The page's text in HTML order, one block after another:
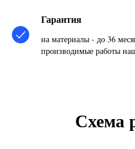
Гарантия
на материалы - до 36
производимые работы
Схема